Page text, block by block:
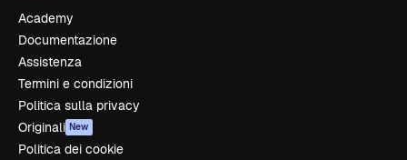
Academy
Documentazione
Assistenza
Termini e condizioni
Politica sulla privacy
Originali New
Politica dei cookie